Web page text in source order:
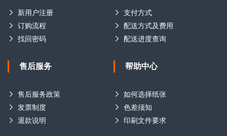
新用户注册
订购流程
找回密码
支付方式
配送方式及费用
配送进度查询
售后服务
售后服务政策
发票制度
退款说明
帮助中心
如何选择纸张
色差须知
印刷文件要求